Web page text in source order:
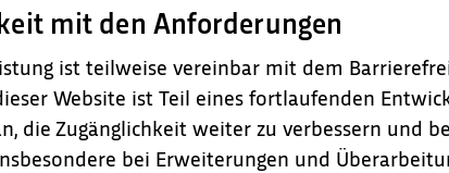
mit den Anforderungen
ist teilweise vereinbar mit dem
Website ist Teil eines fortlaufenden
die Zugänglichkeit weiter zu verbessern und
bei Erweiterungen und